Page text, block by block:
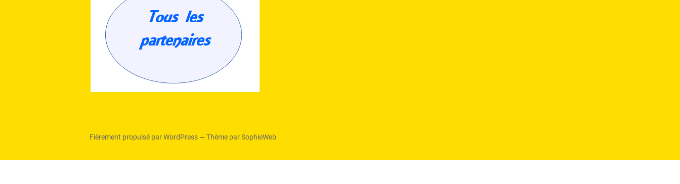
Fièrement propulsé par WordPress —Thème par SophieWeb